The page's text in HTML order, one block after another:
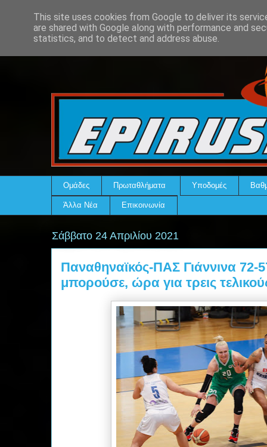
Ομάδες Πρωταθλήματα Υποδομές
Άλλα Νέα Επικοινωνία
Σάββατο 24 Απριλίου 2021
Παναθηναϊκός-ΠΑΣ Γιάννινα
μπορούσε, ώρα για τρεις
This site uses cookies from Google to deliver its
are shared with Google along with performance and
statistics, and to detect and address abuse.